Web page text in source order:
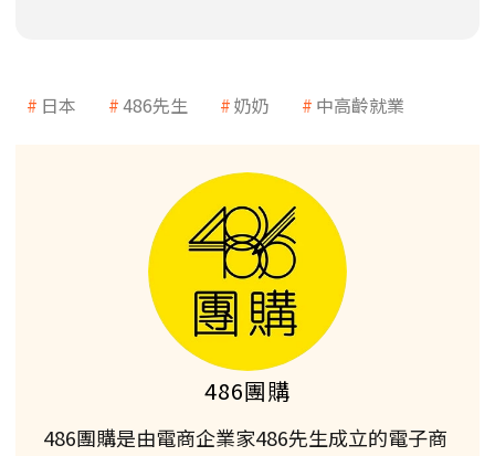
日本 486先生 奶奶 中高齡就業
486團購
486團購是由電商企業家486先生成立的電子商